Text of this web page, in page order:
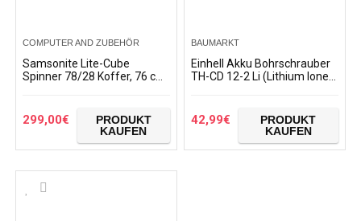
COMPUTER AND ZUBEHÖR
Samsonite Lite-Cube
Spinner 78/28 Koffer, 76 cm,
299,00€
PRODUKT
KAUFEN
BAUMARKT
Einhell Akku Bohrschrauber
TH-CD 12-2 Li (Lithium Ionen,
Handy…
42,99€
PRODUKT
KAUFEN